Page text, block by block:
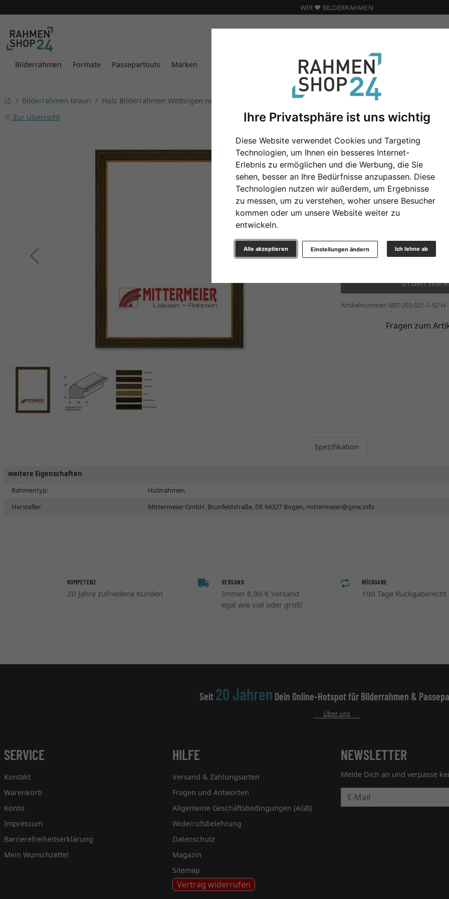
Ihre Privatsphäre ist uns wichtig
Diese Website verwendet Cookies und Targeting
Technologien, um Ihnen ein besseres Internet-
Erlebnis zu ermöglichen und die Werbung, die Sie
sehen, besser an Ihre Bedürfnisse anzupassen. Diese
Technologien nutzen wir außerdem, um Ergebnisse
zu messen, um zu verstehen, woher unsere Besucher
kommen oder um unsere Website weiter zu
entwickeln.
Alle akzeptieren Ich lehne ab
Einstellungen ändern
WIR ❤️ BILDERRAHMEN
Bilderrahmen Formate Passepartouts Marken
Bilderrahmen braun
Holz Bilderrahmen Wettingen nach Maß
Zur Übersicht
Zurück Weiter
Holz
Farbe
Glasart
ab49,40 €*
In den
Artikelnummer: MIT-205-021-1-SZ-H
Fragen zum
Spezifikation
weitere Eigenschaften
Rahmentyp:
Holzrahmen
Hersteller:
Mittermeier GmbH, Brunfeldstraße, DE 94327 Bogen, mittermeier@gmx.info
KOMPETENZ
20 Jahre zufriedene Kunden
VERSAND
Immer 8,90 € Versand
egal wie viel oder groß!
RÜCKGABE
100 Tage Rückgaberecht
Seit 20 Jahren Dein Online-Hotspot für Bilderrahmen &
Über uns
SERVICE
Kontakt
Warenkorb
Konto
Impressum
Barrierefreiheitserklärung
Mein Wunschzettel
HILFE
Versand & Zahlungsarten
Fragen und Antworten
Allgemeine Geschäftsbedingungen (AGB)
Widerrufsbelehrung
Datenschutz
Magazin
Sitemap
Vertrag widerrufen
NEWSLETTER
Melde Dich an und verpasse
Newsletter